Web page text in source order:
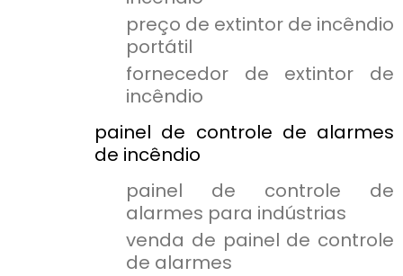
preço de extintor de incêndio
portátil
fornecedor de extintor de
incêndio
painel de controle de alarmes
de incêndio
painel de controle de
alarmes para indústrias
venda de painel de controle
de alarmes